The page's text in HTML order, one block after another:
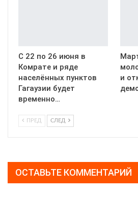
С 22 по 26 июня в
Комрате и ряде
населённых пунктов
Гагаузии будет
временно…
и
ПРЕД СЛЕД
ОСТАВЬТЕ КОММЕНТАРИЙ